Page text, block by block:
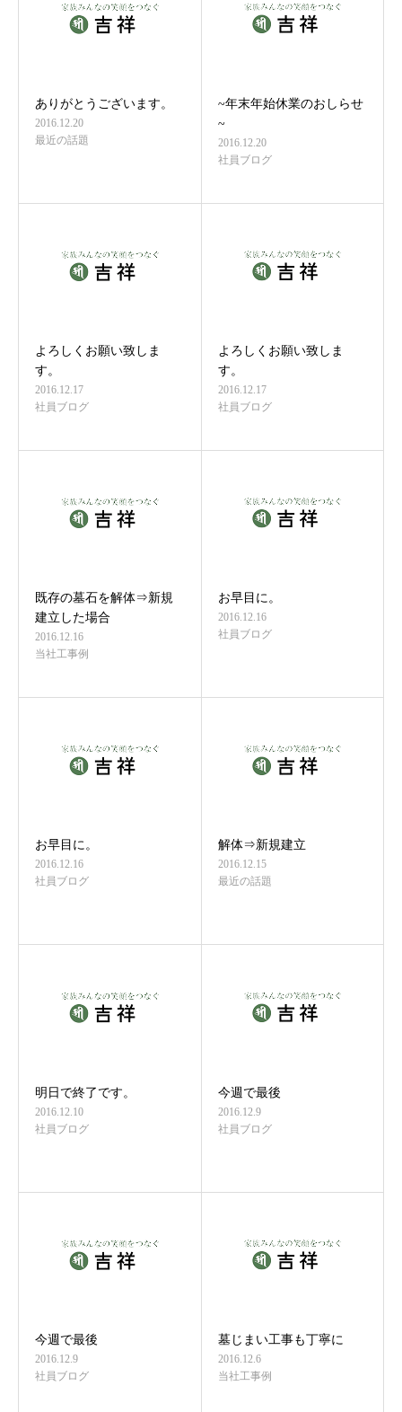
ありがとうございます。
2016.12.20
最近の話題
~年末年始休業のおしらせ
~
2016.12.20
社員ブログ
よろしくお願い致しま
す。
2016.12.17
社員ブログ
よろしくお願い致しま
す。
2016.12.17
社員ブログ
既存の墓石を解体⇒新規
建立した場合
2016.12.16
当社工事例
お早目に。
2016.12.16
社員ブログ
お早目に。
2016.12.16
社員ブログ
解体⇒新規建立
2016.12.15
最近の話題
明日で終了です。
2016.12.10
社員ブログ
今週で最後
2016.12.9
社員ブログ
今週で最後
2016.12.9
社員ブログ
墓じまい工事も丁寧に
2016.12.6
当社工事例